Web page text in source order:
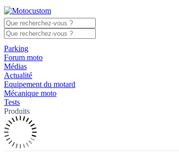
Parking
Forum moto
Médias
Actualité
Equipement du motard
Mécanique moto
Tests
Produits